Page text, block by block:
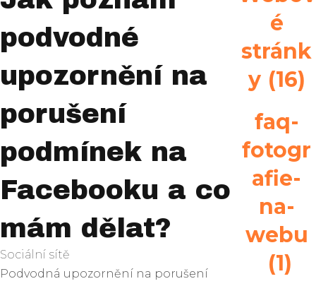
podvodné
upozornění na
porušení
podmínek na
Facebooku a co
mám dělat?
Sociální sítě
Podvodná upozornění na porušení
é
stránk
y (16)
faq-
fotogr
afie-
na-
webu
(1)